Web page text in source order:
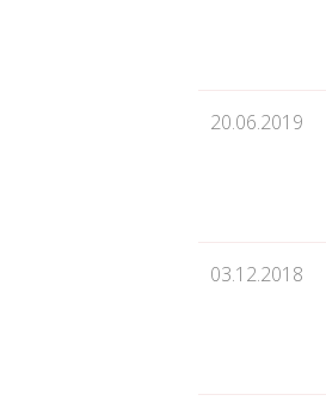
20.06.2019
03.12.2018